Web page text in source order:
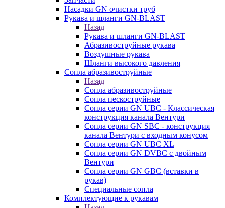
Насадки GN очистки труб
Рукава и шланги GN-BLAST
Назад
Рукава и шланги GN-BLAST
Абразивоструйные рукава
Воздушные рукава
Шланги высокого давления
Сопла абразивоструйные
Назад
Сопла абразивоструйные
Сопла пескоструйные
Сопла серии GN UBC - Классическая
конструкция канала Вентури
Сопла серии GN SBC - конструкция
канала Вентури c входным конусом
Сопла серии GN UBC XL
Сопла серии GN DVBC с двойным
Вентури
Сопла серии GN GBC (вставки в
рукав)
Специальные сопла
Комплектующие к рукавам